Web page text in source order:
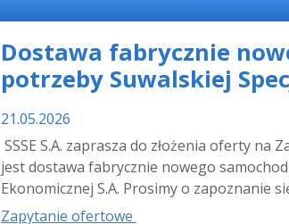
Dostawa fabrycznie
potrzeby Suwalskiej
21.05.2026
SSSE S.A. zaprasza do złożenia oferty
jest dostawa fabrycznie nowego
Ekonomicznej S.A. Prosimy o zapoznanie
Zapytanie ofertowe